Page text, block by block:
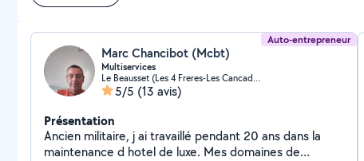
Auto-entrepreneur
Marc Chancibot (Mcbt)
Multiservices
Le Beausset (Les 4 Freres-Les Cancades-Les Ginestes)
5/5 (13 avis)
Présentation
Ancien militaire, j ai travaillé pendant 20 ans dans la
maintenance d hotel de luxe. Mes domaines de